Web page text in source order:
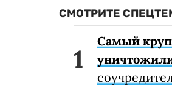
СМОТРИТЕ
Самый